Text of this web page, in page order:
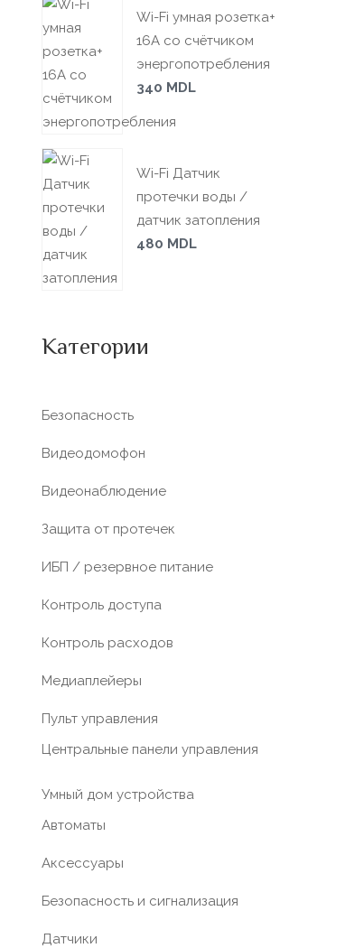
Wi-Fi умная розетка+
16А со счётчиком
энергопотребления
340 MDL
Wi-Fi Датчик
протечки воды /
датчик затопления
480 MDL
Категории
Безопасность
Видеодомофон
Видеонаблюдение
Защита от протечек
ИБП / резервное питание
Контроль доступа
Контроль расходов
Медиаплейеры
Пульт управления
Центральные панели управления
Умный дом устройства
Автоматы
Аксессуары
Безопасность и сигнализация
Датчики